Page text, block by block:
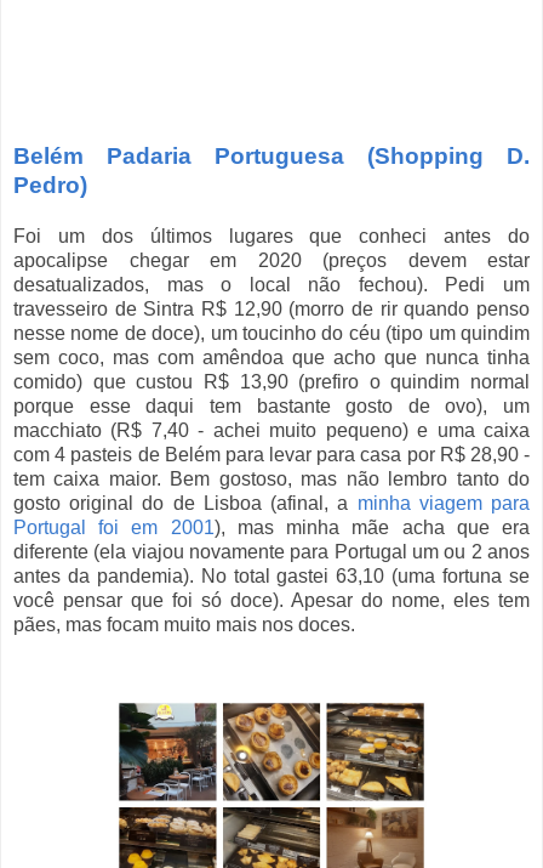
Belém Padaria Portuguesa (Shopping D.
Pedro)
Foi um dos últimos lugares que conheci antes do
apocalipse chegar em 2020 (preços devem estar
desatualizados, mas o local não fechou). Pedi um
travesseiro de Sintra R$ 12,90 (morro de rir quando penso
nesse nome de doce), um toucinho do céu (tipo um quindim
sem coco, mas com amêndoa que acho que nunca tinha
comido) que custou R$ 13,90 (prefiro o quindim normal
porque esse daqui tem bastante gosto de ovo), um
macchiato (R$ 7,40 - achei muito pequeno) e uma caixa
com 4 pasteis de Belém para levar para casa por R$ 28,90 -
tem caixa maior. Bem gostoso, mas não lembro tanto do
gosto original do de Lisboa (afinal, a minha viagem para
Portugal foi em 2001), mas minha mãe acha que era
diferente (ela viajou novamente para Portugal um ou 2 anos
antes da pandemia). No total gastei 63,10 (uma fortuna se
você pensar que foi só doce). Apesar do nome, eles tem
pães, mas focam muito mais nos doces.